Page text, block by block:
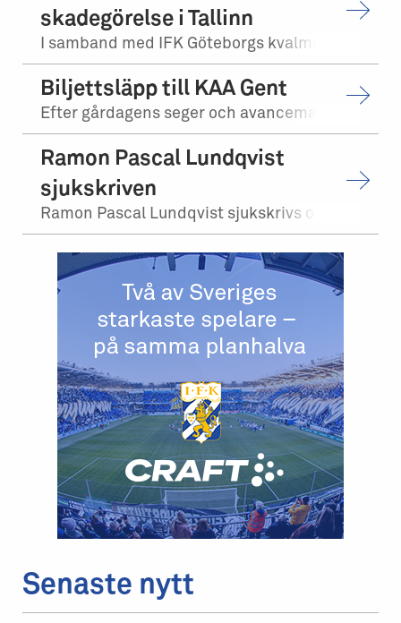
skadegörelse i Tallinn
Biljettsläpp till KAA Gent
Ramon Pascal Lundqvist
sjukskriven
Senaste nytt